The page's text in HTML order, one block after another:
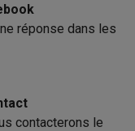
réponse dans les
contacterons le